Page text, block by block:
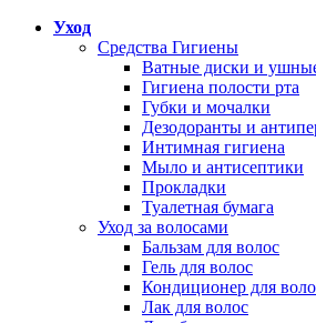
Уход
Средства Гигиены
Ватные диски и
Гигиена полости рта
Губки и мочалки
Дезодоранты и
Интимная гигиена
Мыло и антисептики
Прокладки
Туалетная бумага
Уход за волосами
Бальзам для волос
Гель для волос
Кондиционер для
Лак для волос